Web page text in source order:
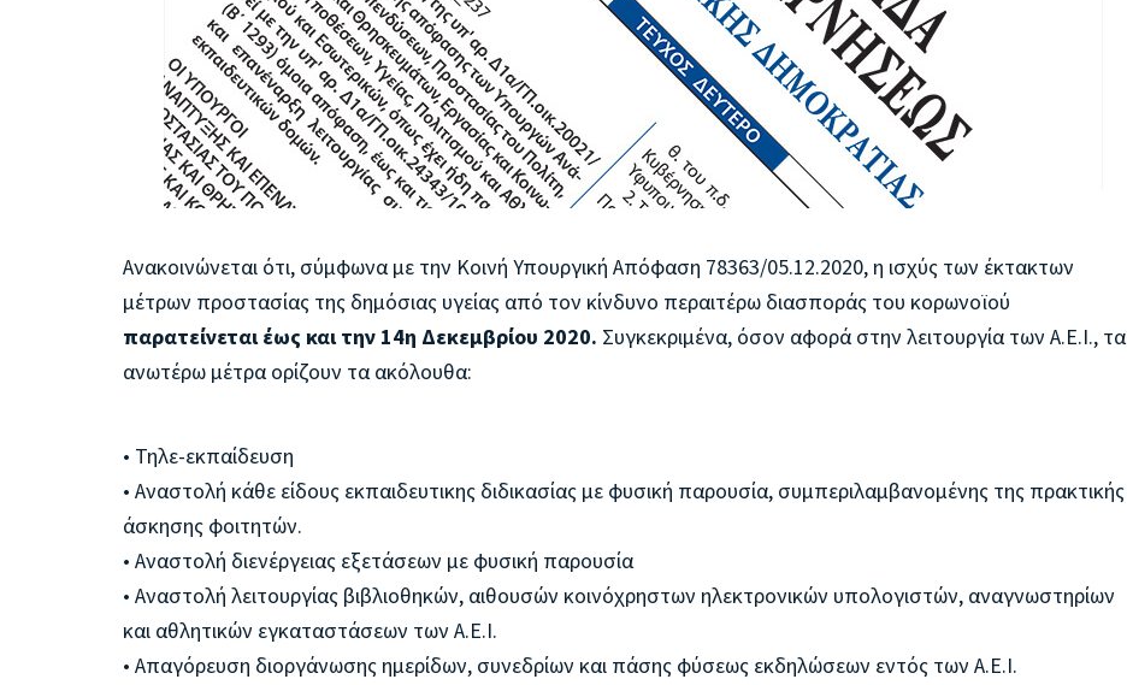
Ανακοινώνεται ότι, σύμφωνα με την Κοινή Υπουργική Απόφαση 78363/05.12.2020, η ισχύς των έκτακτων
μέτρων προστασίας της δημόσιας υγείας από τον κίνδυνο περαιτέρω διασποράς του κορωνοϊού
παρατείνεται έως και την 14η Δεκεμβρίου 2020. Συγκεκριμένα, όσον αφορά στην λειτουργία των Α.Ε.Ι., τα
ανωτέρω μέτρα ορίζουν τα ακόλουθα:
• Τηλε-εκπαίδευση
• Αναστολή κάθε είδους εκπαιδευτικης διδικασίας με φυσική παρουσία, συμπεριλαμβανομένης της πρακτικής
άσκησης φοιτητών.
• Αναστολή διενέργειας εξετάσεων με φυσική παρουσία
• Αναστολή λειτουργίας βιβλιοθηκών, αιθουσών κοινόχρηστων ηλεκτρονικών υπολογιστών, αναγνωστηρίων
και αθλητικών εγκαταστάσεων των Α.Ε.Ι.
• Απαγόρευση διοργάνωσης ημερίδων, συνεδρίων και πάσης φύσεως εκδηλώσεων εντός των Α.Ε.Ι.